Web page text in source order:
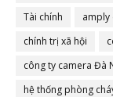
Tài chính
amply
chính trị xã hội
công ty camera Đà
hệ thống phòng